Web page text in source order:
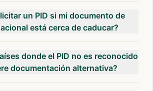
un PID si mi documento de
está cerca de caducar?
donde el PID no es reconocido
documentación alternativa?